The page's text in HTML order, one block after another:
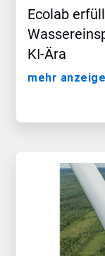
Ecolab
KI-Ära
mehr